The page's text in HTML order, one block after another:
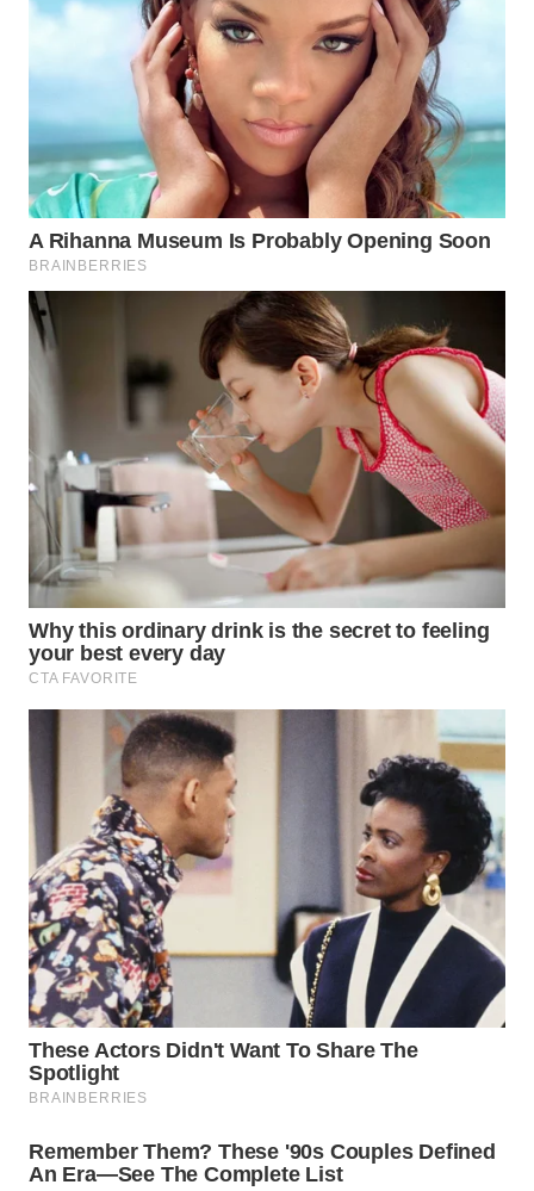
UTARA
WN
WN
PADANG
LAWAS
SUMEDANG
WN
KEPULAUAN
SERIBU
WN
TANGERANG
WN
BINJAI
WN
INDRAMAYU
WN
KUNINGAN
WN
WN